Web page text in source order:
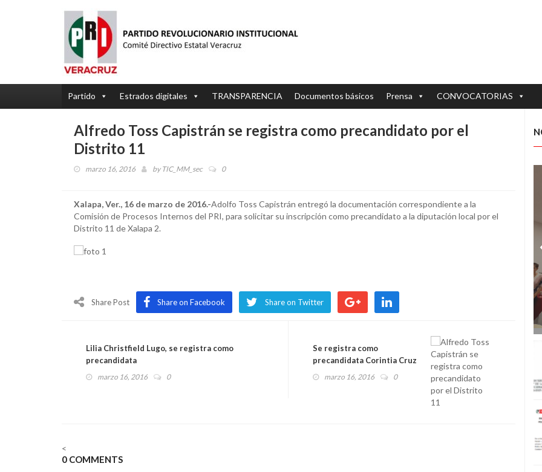
Partido Estrados digitales TRANSPARENCIA Documentos básicos Prensa CONVOCATORIAS
Alfredo Toss Capistrán se registra como precandidato por el
Distrito 11
marzo 16, 2016 by TIC_MM_sec 0
Xalapa, Ver., 16 de marzo de 2016.-Adolfo Toss Capistrán entregó la documentación correspondiente a la
Comisión de Procesos Internos del PRI, para solicitar su inscripción como precandidato a la diputación local por el
Distrito 11 de Xalapa 2.
Share Post Share on Facebook Share on Twitter
Lilia Christfield Lugo, se registra como
precandidata
marzo 16, 2016 0
Se registra como
precandidata Corintia Cruz
Oregónmarzo 16, 2016 0
<
0 COMMENTS